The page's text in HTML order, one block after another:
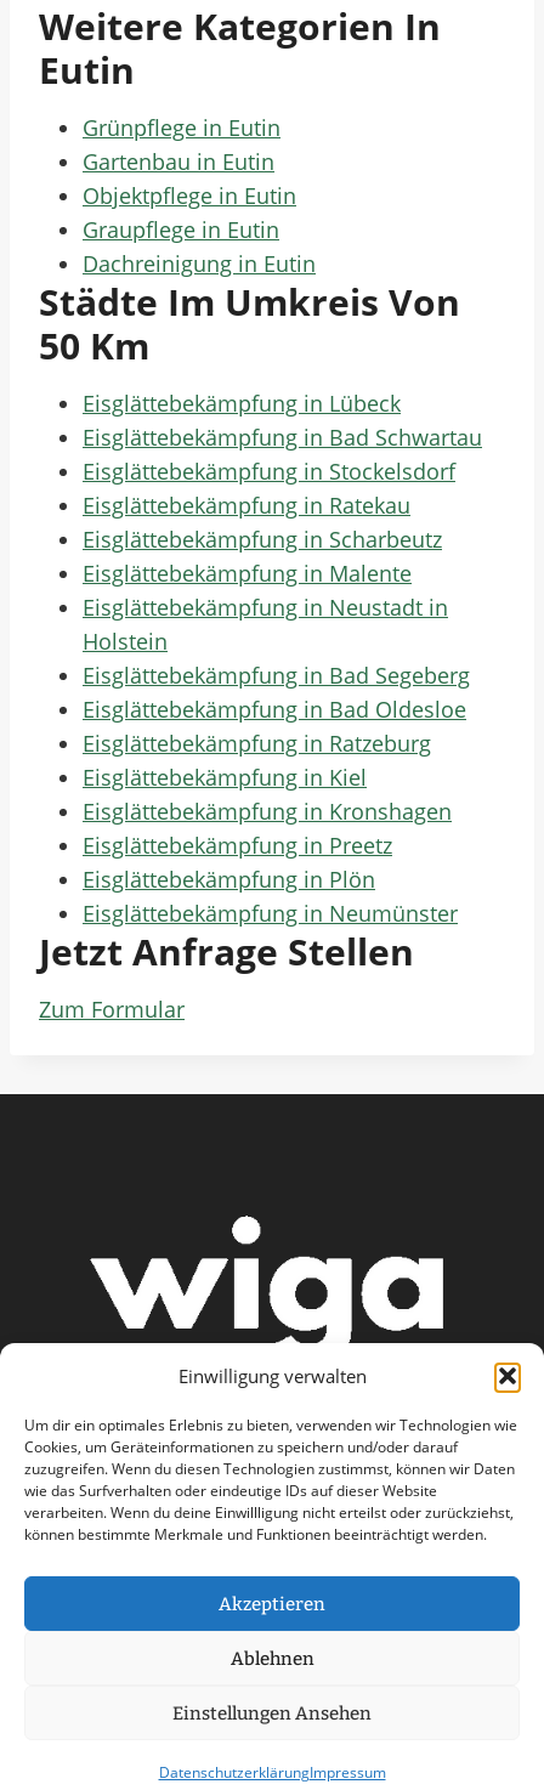
Einwilligung verwalten
Um dir ein optimales Erlebnis zu bieten, verwenden wir Technologien wie
Cookies, um Geräteinformationen zu speichern und/oder darauf
zuzugreifen. Wenn du diesen Technologien zustimmst, können wir Daten
wie das Surfverhalten oder eindeutige IDs auf dieser Website
verarbeiten. Wenn du deine Einwillligung nicht erteilst oder zurückziehst,
können bestimmte Merkmale und Funktionen beeinträchtigt werden.
Akzeptieren
Ablehnen
Einstellungen Ansehen
DatenschutzerklärungImpressum
Weitere Kategorien In
Eutin
Grünpflege in Eutin
Gartenbau in Eutin
Objektpflege in Eutin
Graupflege in Eutin
Dachreinigung in Eutin
Städte Im Umkreis Von
50 Km
Eisglättebekämpfung in Lübeck
Eisglättebekämpfung in Bad Schwartau
Eisglättebekämpfung in Stockelsdorf
Eisglättebekämpfung in Ratekau
Eisglättebekämpfung in Scharbeutz
Eisglättebekämpfung in Malente
Eisglättebekämpfung in Neustadt in
Holstein
Eisglättebekämpfung in Bad Segeberg
Eisglättebekämpfung in Bad Oldesloe
Eisglättebekämpfung in Ratzeburg
Eisglättebekämpfung in Kiel
Eisglättebekämpfung in Kronshagen
Eisglättebekämpfung in Preetz
Eisglättebekämpfung in Plön
Eisglättebekämpfung in Neumünster
Jetzt Anfrage Stellen
Zum Formular
AGB
Datenschutzerklärung
Haftungsausschluss
Impressum
Kontakt
© 2026 wiga care - a part of Stemweder Service